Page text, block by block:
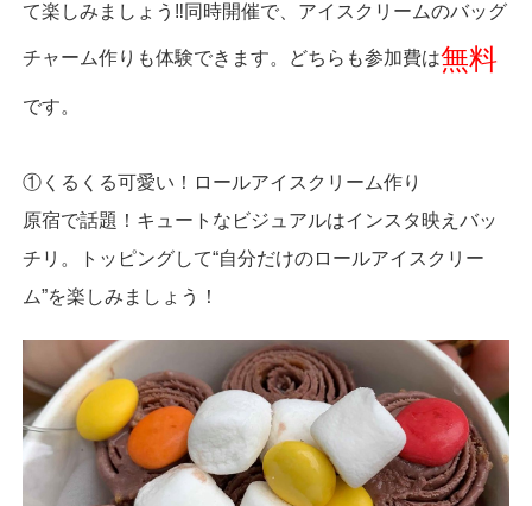
て楽しみましょう‼同時開催で、アイスクリームのバッグ
チャーム作りも体験できます。どちらも参加費は無料
です。
①くるくる可愛い！ロールアイスクリーム作り
原宿で話題！キュートなビジュアルはインスタ映えバッ
チリ。トッピングして“自分だけのロールアイスクリー
ム”を楽しみましょう！